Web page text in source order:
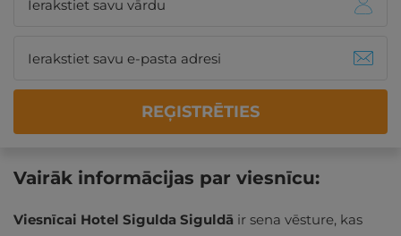
REĢISTRĒTIES
Vairāk informācijas par viesnīcu:
Viesnīcai Hotel Sigulda Siguldā ir sena vēsture, kas